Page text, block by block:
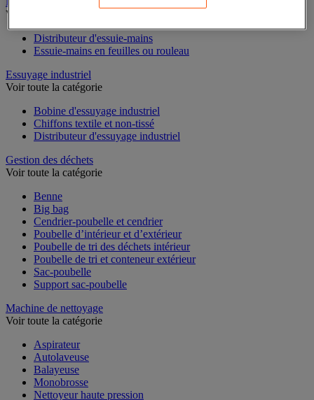
Essuie-mains et distributeur d’essuie-mains
Distributeur d'essuie-mains
Essuyage industriel
Bobine d'essuyage industriel
Chiffons textile et non-tissé
Gestion des déchets
Benne
Big bag
Cendrier-poubelle et cendrier
Poubelle d’intérieur et d’extérieur
Poubelle de tri des déchets intérieur
Poubelle de tri et conteneur extérieur
Sac-poubelle
Machine de nettoyage
Aspirateur
Autolaveuse
Balayeuse
Monobrosse